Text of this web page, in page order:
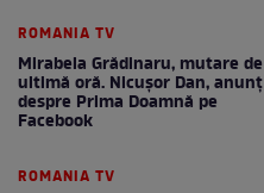
ROMANIA TV
Mirabela Grădinaru, mutare de
ultimă oră. Nicuşor Dan, anunţ
despre Prima Doamnă pe
Facebook
ROMANIA TV